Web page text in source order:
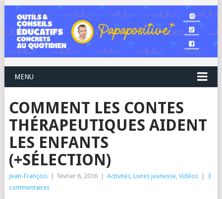
MENU
COMMENT LES CONTES
THÉRAPEUTIQUES AIDENT
LES ENFANTS
(+SÉLECTION)
Jean-François février 6, 2016 Activités, Livres jeunesse, Vidéos
3
commentaires